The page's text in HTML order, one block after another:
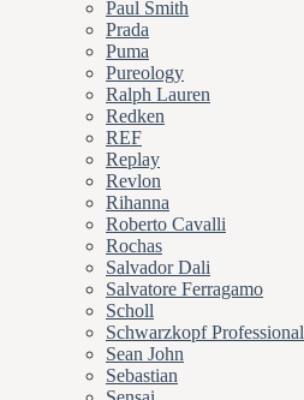
Paul Smith
Prada
Puma
Pureology
Ralph Lauren
Redken
REF
Replay
Revlon
Rihanna
Roberto Cavalli
Rochas
Salvador Dali
Salvatore Ferragamo
Scholl
Schwarzkopf Professional
Sean John
Sebastian